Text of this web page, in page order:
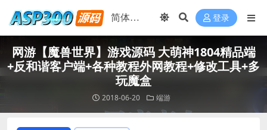
登录
网游【魔兽世界】游戏源码 大萌神1804精品端
+反和谐客户端+各种教程外网教程+修改工具+多
玩魔盒
2018-06-20 端游